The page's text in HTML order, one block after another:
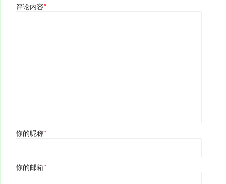
评论内容*
你的昵称*
你的邮箱*